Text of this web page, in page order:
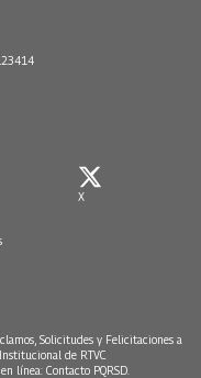
X
Solicitudes y Felicitaciones a
de RTVC
línea: Contacto PQRSD.